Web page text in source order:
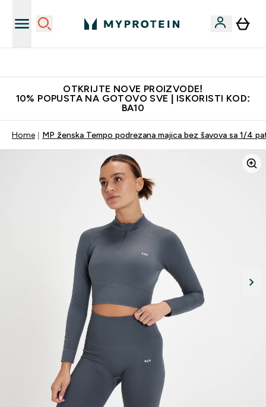
OTKRIJTE NOVE PROIZVODE!
10% POPUSTA NA GOTOVO SVE | ISKORISTI KOD:
BA10
Home MP ženska Tempo podrezana majica bez šavova sa 1/4